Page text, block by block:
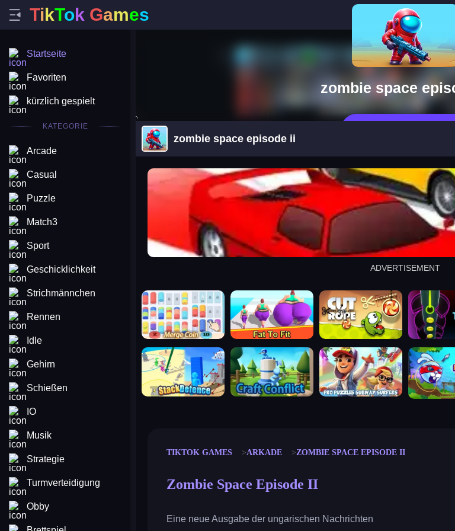
TikTok Games
Startseite
Favoriten
kürzlich gespielt
KATEGORIE
Arcade
Casual
Puzzle
Match3
Sport
Geschicklichkeit
Strichmännchen
Rennen
Idle
Gehirn
Schießen
IO
Musik
Strategie
Turmverteidigung
Obby
zombie space
zombie space episode ii
arena king
ADVERTISEMENT
merge coin fat to fit cut the rope neon tower
stack defence craft conflict subway surfers rabbit
TIKTOK GAMES ARKADE ZOMBIE SPACE EPISODE II
Zombie Space Episode II
Eine neue Ausgabe der ungarischen Nachrichten